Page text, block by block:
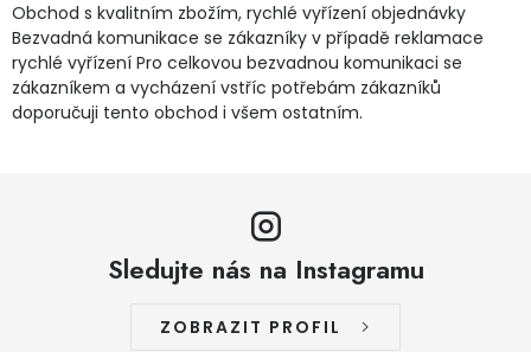
Obchod s kvalitním zbožím, rychlé vyřízení objednávky
Bezvadná komunikace se zákazníky v případě reklamace
rychlé vyřízení Pro celkovou bezvadnou komunikaci se
zákazníkem a vycházení vstříc potřebám zákazníků
doporučuji tento obchod i všem ostatním.
Sledujte nás na Instagramu
ZOBRAZIT PROFIL